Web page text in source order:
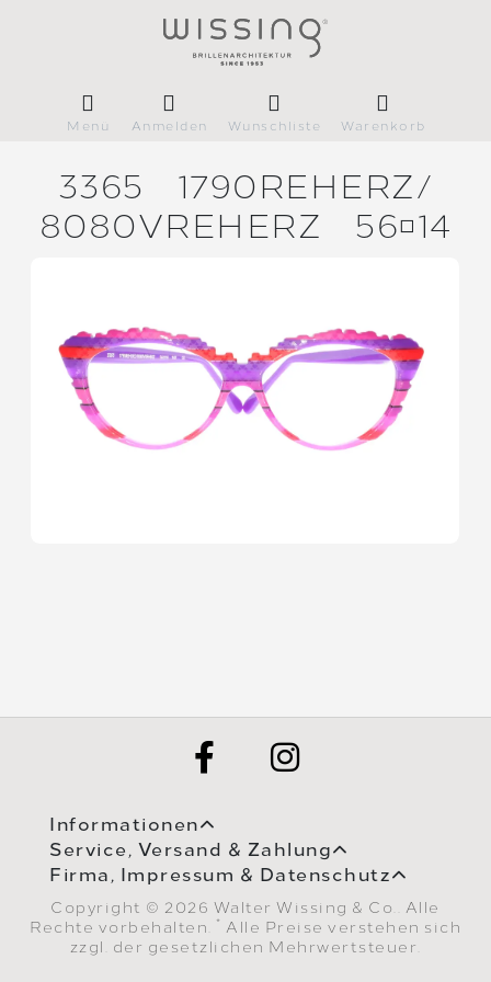
Menü Anmelden Wunschliste Warenkorb
3365
1790REHERZ/
8080VREHERZ
5614
Informationen
Service, Versand & Zahlung
Firma, Impressum & Datenschutz
Copyright © 2026 Walter Wissing & Co.. Alle
Rechte vorbehalten.
* Alle Preise verstehen sich
zzgl. der gesetzlichen Mehrwertsteuer.